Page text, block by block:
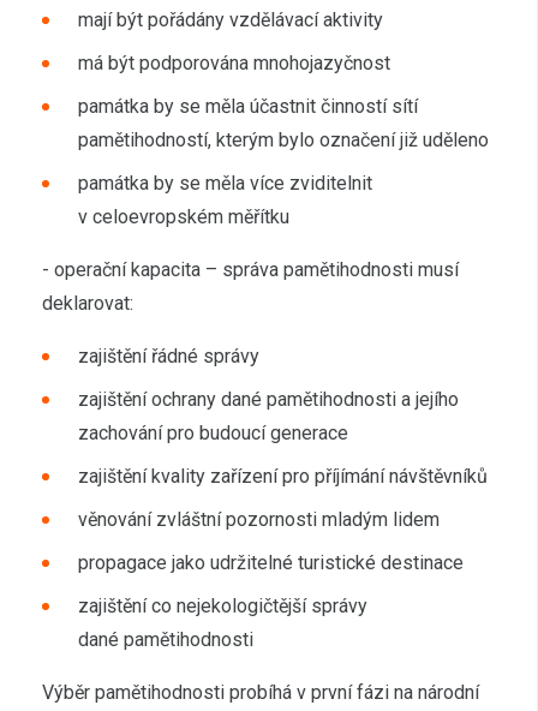
mají být pořádány vzdělávací aktivity
má být podporována mnohojazyčnost
památka by se měla účastnit činností sítí
pamětihodností, kterým bylo označení již uděleno
památka by se měla více zviditelnit
v celoevropském měřítku
- operační kapacita – správa pamětihodnosti musí
deklarovat:
zajištění řádné správy
zajištění ochrany dané pamětihodnosti a jejího
zachování pro budoucí generace
zajištění kvality zařízení pro příjímání návštěvníků
věnování zvláštní pozornosti mladým lidem
propagace jako udržitelné turistické destinace
zajištění co nejekologičtější správy
dané pamětihodnosti
Výběr pamětihodnosti probíhá v první fázi na národní